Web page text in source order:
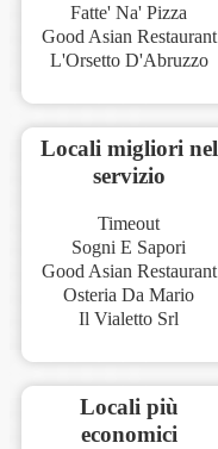
Fatte' Na' Pizza
Good Asian Restaurant
L'Orsetto D'Abruzzo
Locali migliori nel
servizio
Timeout
Sogni E Sapori
Good Asian Restaurant
Osteria Da Mario
Il Vialetto Srl
Locali più
economici